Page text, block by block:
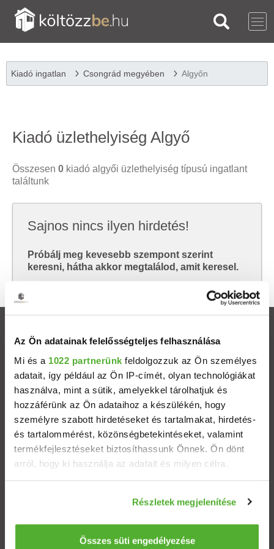
Az Ön adatainak felelősségteljes felhasználása
Mi és a 1022 partnerünk feldolgozzuk az Ön személyes
adatait, így például az Ön IP-címét, olyan technológiákat
használva, mint a sütik, amelyekkel tárolhatjuk és
hozzáférünk az Ön adataihoz a készülékén, hogy
személyre szabott hirdetéseket és tartalmakat, hirdetés-
és tartalommérést, közönségbetekintéseket, valamint
termékfejlesztéseket biztosíthassunk Önnek. Ön dönt
arról, hogy ki használja az adatait és milyen célra.
Információgyűjtés az Ön földrajzi elhelyezkedéséről
pár méteres pontossággal
Az Ön készülékén beazonosítása annak konkrét
Részletek megjelenítése
Összes süti engedélyezése
Kiadó ingatlan Csongrád megyében Algyőn
Kiadó üzlethelyiség Algyő
Összesen 0 kiadó algyői üzlethelyiség típusú ingatlant
találtunk
Sajnos nincs ilyen hirdetés!
Próbálj meg kevesebb szempont szerint
keresni, hátha akkor megtalálod, amit keresel.
Eladó házak
Települések
Albérletek
Adatvédelem Etikai kódex